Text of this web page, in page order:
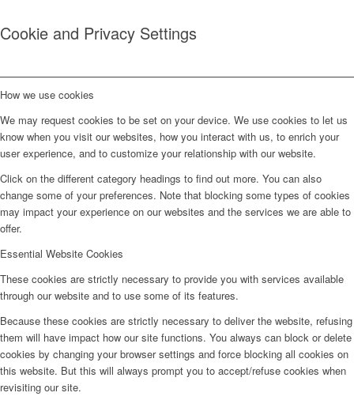
Cookie and Privacy Settings
How we use cookies
We may request cookies to be set on your device. We use cookies to let us
know when you visit our websites, how you interact with us, to enrich your
user experience, and to customize your relationship with our website.
Click on the different category headings to find out more. You can also
change some of your preferences. Note that blocking some types of cookies
may impact your experience on our websites and the services we are able to
offer.
Essential Website Cookies
These cookies are strictly necessary to provide you with services available
through our website and to use some of its features.
Because these cookies are strictly necessary to deliver the website, refusing
them will have impact how our site functions. You always can block or delete
cookies by changing your browser settings and force blocking all cookies on
this website. But this will always prompt you to accept/refuse cookies when
revisiting our site.